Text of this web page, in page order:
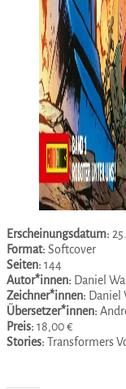
Erscheinungsdatum:
Format: Softcover
Seiten: 144
Autor*innen: Daniel
Zeichner*innen: Daniel
Übersetzer*innen:
Preis: 18,00 €
Stories: Transformers